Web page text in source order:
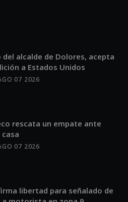
del alcalde de Dolores, acepta
a Estados Unidos
07 2026
rescata un empate ante
casa
07 2026
libertad para señalado de